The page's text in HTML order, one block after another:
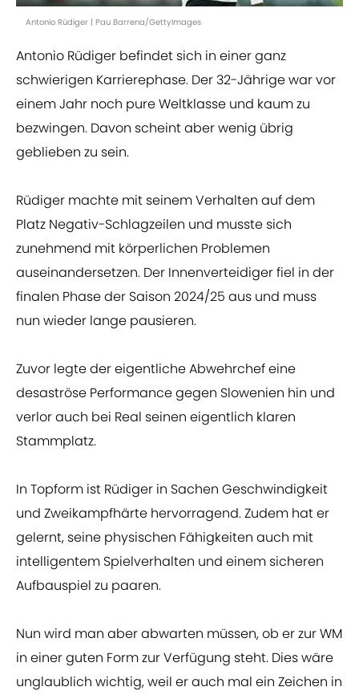
Antonio Rüdiger | Pau Barrena/GettyImages
Antonio Rüdiger befindet sich in einer ganz
schwierigen Karrierephase. Der 32-Jährige war vor
einem Jahr noch pure Weltklasse und kaum zu
bezwingen. Davon scheint aber wenig übrig
geblieben zu sein.
Rüdiger machte mit seinem Verhalten auf dem
Platz Negativ-Schlagzeilen und musste sich
zunehmend mit körperlichen Problemen
auseinandersetzen. Der Innenverteidiger fiel in der
finalen Phase der Saison 2024/25 aus und muss
nun wieder lange pausieren.
Zuvor legte der eigentliche Abwehrchef eine
desaströse Performance gegen Slowenien hin und
verlor auch bei Real seinen eigentlich klaren
Stammplatz.
In Topform ist Rüdiger in Sachen Geschwindigkeit
und Zweikampfhärte hervorragend. Zudem hat er
gelernt, seine physischen Fähigkeiten auch mit
intelligentem Spielverhalten und einem sicheren
Aufbauspiel zu paaren.
Nun wird man aber abwarten müssen, ob er zur WM
in einer guten Form zur Verfügung steht. Dies wäre
unglaublich wichtig, weil er auch mal ein Zeichen in